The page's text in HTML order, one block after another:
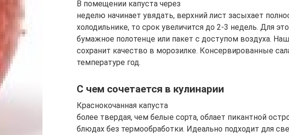
В помещении капуста через
неделю начинает увядать, верхний лист засыхает
холодильнике, то срок увеличится до 2-3 недель. Для
бумажное полотенце или пакет с доступом воздуха.
сохранит качество в морозилке. Консервированные
температуре год.
С чем сочетается в кулинарии
Краснокочанная капуста
более твердая, чем белые сорта, облает пикантной
блюдах без термообработки. Идеально подходит для